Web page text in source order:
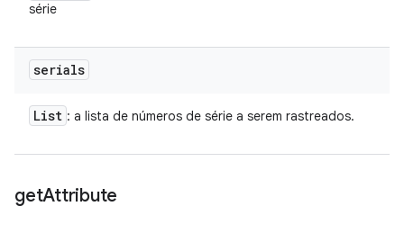
série
serials
List : a lista de números de série a serem rastreados.
getAttribute